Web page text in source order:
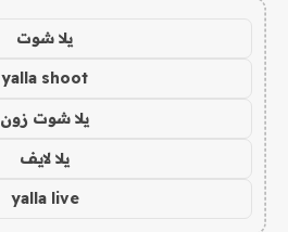
يلا شوت
yalla shoot
يلا شوت زون
يلا لايف
yalla live